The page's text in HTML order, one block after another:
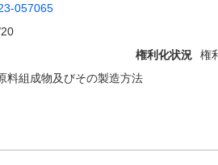
057065
権利化状況
権
料組成物及びその製造方法